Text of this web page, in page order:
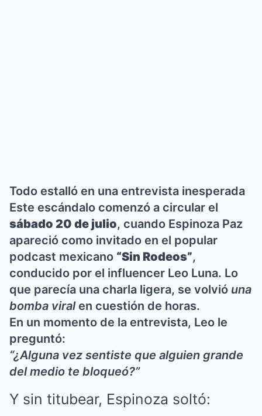
Todo estalló en una entrevista inesperada
Este escándalo comenzó a circular el
sábado 20 de julio, cuando Espinoza Paz
apareció como invitado en el popular
podcast mexicano “Sin Rodeos”,
conducido por el influencer Leo Luna. Lo
que parecía una charla ligera, se volvió una
bomba viralen cuestión de horas.
En un momento de la entrevista, Leo le
preguntó:
“¿Alguna vez sentiste que alguien grande
del medio te bloqueó?”
Y sin titubear, Espinoza soltó: